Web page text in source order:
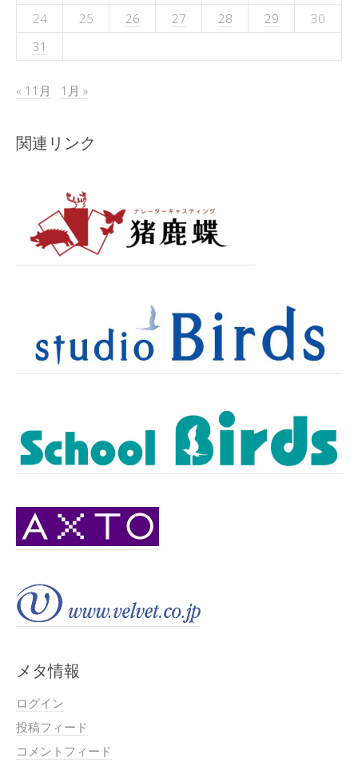
24
25 26 27 28 29
30
31
« 11月 1月 »
関連リンク
メタ情報
ログイン
投稿フィード
コメントフィード